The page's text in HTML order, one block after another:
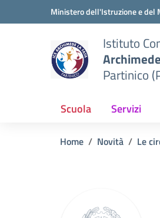
Vai ai contenuti
Vai al menu di navigazioneMinistero dell'Istruzione e del
Istituto
Partinico
Scuola Servizi
Home Novità Le